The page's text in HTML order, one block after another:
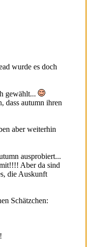
wurde es doch
gewählt...
dass autumn ihren
aber weiterhin
ausprobiert...
Aber da sind
die Auskunft
Schätzchen: